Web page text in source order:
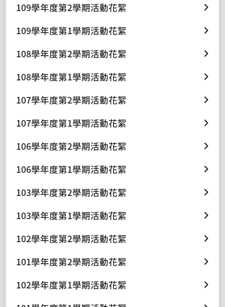
109學年度第2學期活動花絮
109學年度第1學期活動花絮
108學年度第2學期活動花絮
108學年度第1學期活動花絮
107學年度第2學期活動花絮
107學年度第1學期活動花絮
106學年度第2學期活動花絮
106學年度第1學期活動花絮
103學年度第2學期活動花絮
103學年度第1學期活動花絮
102學年度第2學期活動花絮
101學年度第2學期活動花絮
102學年度第1學期活動花絮